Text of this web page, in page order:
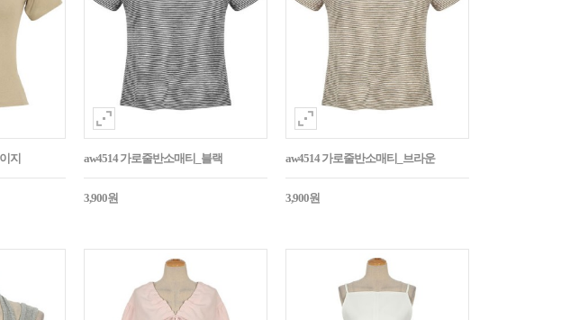
지 aw4514 가로줄반소매티_블랙
3,900원
aw4514 가로줄반소매티_브라운
3,900원